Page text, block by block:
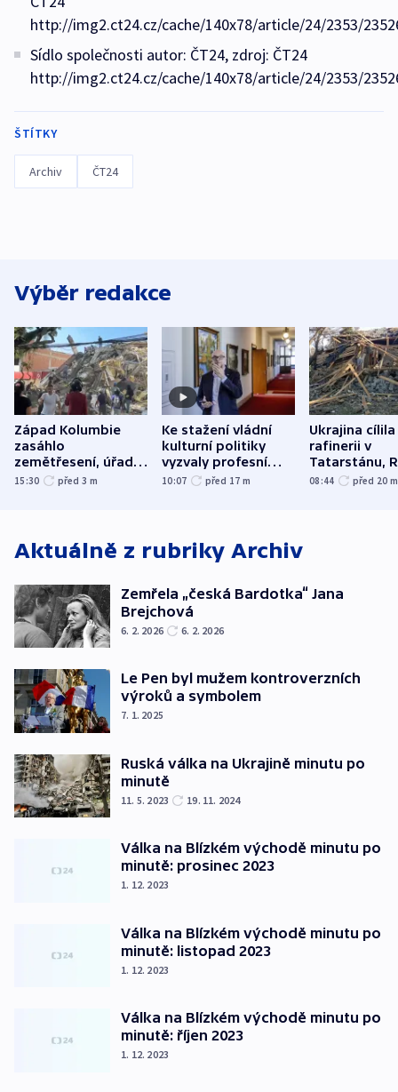
http://img2.ct24.cz/cache/140x78/article/24/2353/
Sídlo společnosti autor: ČT24, zdroj: ČT24
http://img2.ct24.cz/cache/140x78/article/24/2353/
ŠTÍTKY
Archiv ČT24
Výběr redakce
Západ Kolumbie
zasáhlo
zemětřesení, úřady
hlásí přes sto obětí
15:30 před 3 m
Ke stažení vládní
kulturní politiky
vyzvaly profesní
organizace, spolky i
10:07 před 17 m
Ukrajina cílila
rafinerii v
Tatarstánu,
útočilo na
08:44 před 20 m
Aktuálně z rubriky Archiv
Zemřela „česká Bardotka“ Jana
Brejchová
6. 2. 2026 6. 2. 2026
Le Pen byl mužem kontroverzních
výroků a symbolem
7. 1. 2025
Ruská válka na Ukrajině minutu po
minutě
11. 5. 2023 19. 11. 2024
Válka na Blízkém východě minutu po
minutě: prosinec 2023
1. 12. 2023
Válka na Blízkém východě minutu po
minutě: listopad 2023
1. 12. 2023
Válka na Blízkém východě minutu po
minutě: říjen 2023
1. 12. 2023